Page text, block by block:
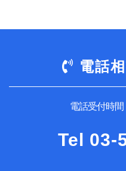
電話
電話受付時間
Tel 03-